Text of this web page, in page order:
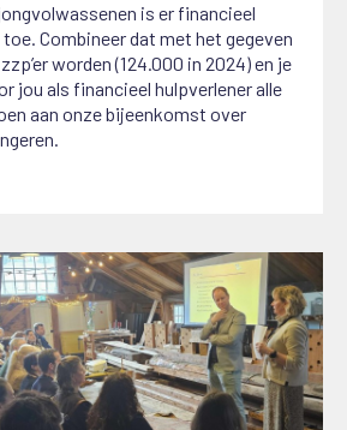
is er financieel
Combineer dat met het gegeven
worden (124.000 in 2024) en je
jou als financieel hulpverlener alle
aan onze bijeenkomst over